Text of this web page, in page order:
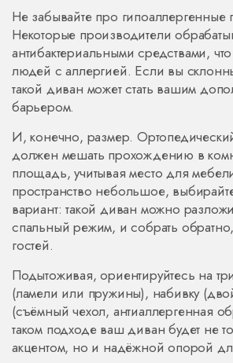
Не забывайте про гипоаллергенные
Некоторые производители
антибактериальными средствами,
людей с аллергией. Если вы
такой диван может стать вашим
барьером.
И, конечно, размер.
должен мешать прохождению в
площадь, учитывая место для
пространство небольшое,
вариант: такой диван можно
спальный режим, и собрать обратно,
гостей.
Подытоживая, ориентируйтесь на
(ламели или пружины), набивку
(съёмный чехол, антиаллергенная
таком подходе ваш диван будет не
акцентом, но и надёжной опорой